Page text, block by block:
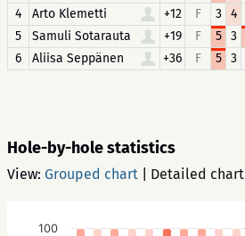
4
Arto Klemetti +12 F 3 4
5
Samuli Sotarauta +19 F 5 3
6
Aliisa Seppänen +36 F 5 3
Hole-by-hole statistics
View: Grouped chart Detailed chart
100